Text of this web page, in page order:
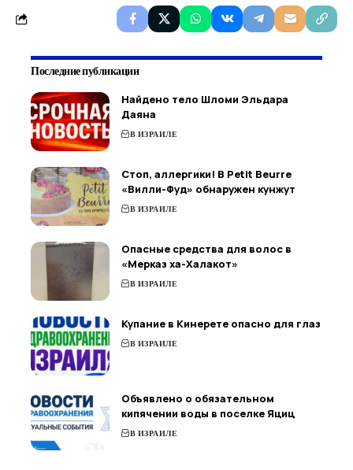
Последние публикации
Найдено тело Шломи Эльдара
Даяна
В ИЗРАИЛЕ
Стоп, аллергики! В Petit Beurre
«Вилли-Фуд» обнаружен кунжут
В ИЗРАИЛЕ
Опасные средства для волос в
«Мерказ ха-Халакот»
В ИЗРАИЛЕ
Купание в Кинерете опасно для глаз
В ИЗРАИЛЕ
Объявлено о обязательном
кипячении воды в поселке Яциц
В ИЗРАИЛЕ